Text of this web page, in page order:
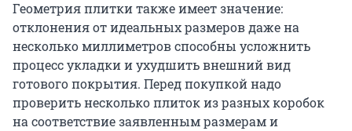
Геометрия плитки также имеет значение:
отклонения от идеальных размеров даже на
несколько миллиметров способны усложнить
процесс укладки и ухудшить внешний вид
готового покрытия. Перед покупкой надо
проверить несколько плиток из разных коробок
на соответствие заявленным размерам и